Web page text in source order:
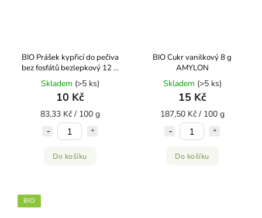
BIO Prášek kypřicí do pečiva
bez fosfátů bezlepkový 12 g
AMYLON
Skladem (>5 ks)
10 Kč
83,33 Kč / 100 g
Do košíku
BIO Cukr vanilkový 8 g
AMYLON
Skladem (>5 ks)
15 Kč
187,50 Kč / 100 g
Do košíku
BIO